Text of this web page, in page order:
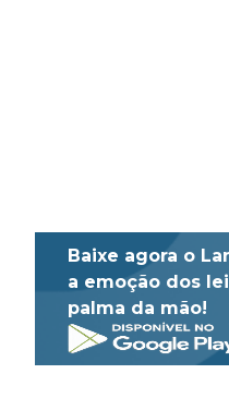
Baixe agora o
a emoção dos
palma da mão!